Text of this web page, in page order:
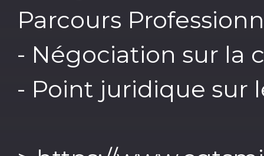
Parcours
- Négociation sur la
- Point juridique sur